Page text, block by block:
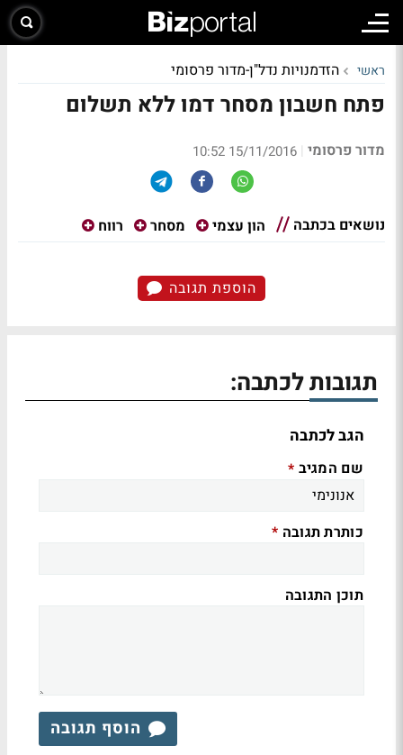
ראשי הזדמנויות נדל"ן-מדור פרסומי
פתח חשבון מסחר דמו ללא תשלום
מדור פרסומי |
15/11/2016 10:52
נושאים בכתבה הון עצמי מסחר רווח
הוספת תגובה
תגובות לכתבה:
הגב לכתבה
שם המגיב *
כותרת תגובה *
תוכן התגובה
הוסף תגובה